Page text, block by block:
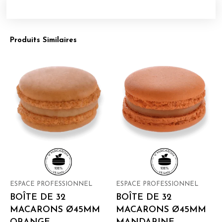
Produits Similaires
ESPACE PROFESSIONNEL
BOÎTE DE 32
MACARONS Ø45MM
ESPACE PROFESSIONNEL
BOÎTE DE 32
MACARONS Ø45MM